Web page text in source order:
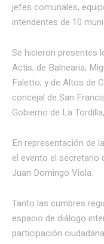
jefes comunales,
intendentes de 10
Se hicieron presentes
Actis; de Balnearia,
Faletto; y de Altos de
concejal de San
Gobierno de La
En representación de
el evento el secretario
Juan Domingo Viola.
Tanto las cumbres
espacio de diálogo
participación